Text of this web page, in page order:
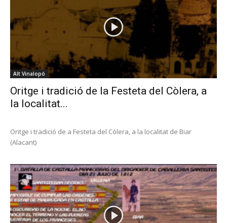
Alt Vinalopó
Oritge i tradició de la Festeta del Còlera, a
la localitat...
Oritge i tradició de a Festeta del Còlera, a la localitat de Biar
(Alacant)